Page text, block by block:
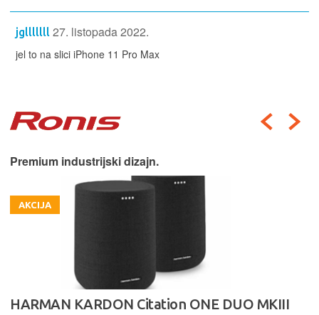
jglllllll 27. listopada 2022.
jel to na slici iPhone 11 Pro Max
Premium industrijski dizajn.
AKCIJA
HARMAN KARDON Citation ONE DUO MKIII